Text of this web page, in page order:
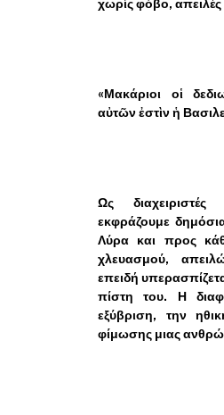
χωρίς φόβο,
«Μακάριοι οἱ
αὐτῶν ἐστὶν ἡ
Ως
εκφράζουμε
Λύρα και προς
χλευασμού,
επειδή
πίστη του. Η
εξύβριση, την
φίμωσης μιας